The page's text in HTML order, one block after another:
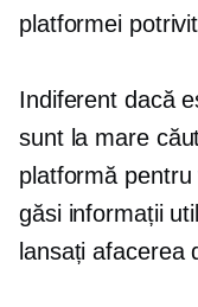
platformei
Indiferent dacă
sunt la mare
platformă pentru
găsi informații
lansați afacerea